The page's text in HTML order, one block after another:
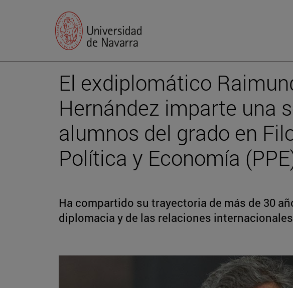
El exdiplomático
Hernández imparte una
alumnos del grado en
Política y Economía
Ha compartido su trayectoria de más de 30
diplomacia y de las relaciones internacionales